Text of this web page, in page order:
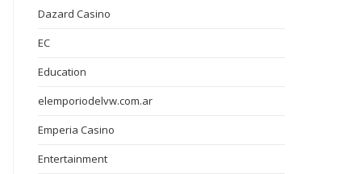
Dazard Casino
EC
Education
elemporiodelvw.com.ar
Emperia Casino
Entertainment